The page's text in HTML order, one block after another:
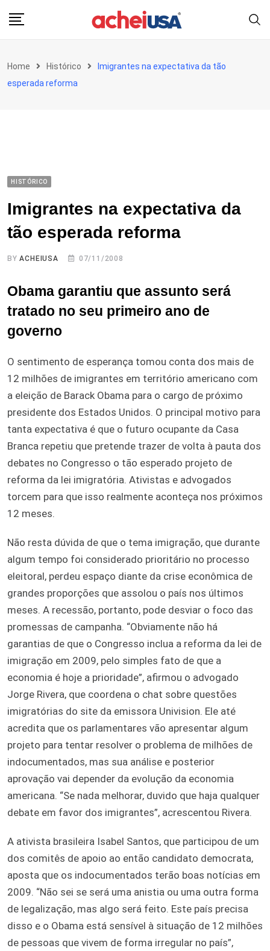
Home Histórico
Imigrantes na expectativa da tão
esperada reforma
HISTÓRICO
Imigrantes na expectativa da
tão esperada reforma
BYACHEIUSA 07/11/2008
Obama garantiu que assunto será
tratado no seu primeiro ano de
governo
O sentimento de esperança tomou conta dos mais de
12 milhões de imigrantes em território americano com
a eleição de Barack Obama para o cargo de próximo
presidente dos Estados Unidos. O principal motivo para
tanta expectativa é que o futuro ocupante da Casa
Branca repetiu que pretende trazer de volta à pauta dos
debates no Congresso o tão esperado projeto de
reforma da lei imigratória. Ativistas e advogados
torcem para que isso realmente aconteça nos próximos
12 meses.
Não resta dúvida de que o tema imigração, que durante
algum tempo foi considerado prioritário no processo
eleitoral, perdeu espaço diante da crise econômica de
grandes proporções que assolou o país nos últimos
meses. A recessão, portanto, pode desviar o foco das
promessas de campanha. “Obviamente não há
garantias de que o Congresso inclua a reforma da lei de
imigração em 2009, pelo simples fato de que a
economia é hoje a prioridade”, afirmou o advogado
Jorge Rivera, que coordena o chat sobre questões
imigratórias do site da emissora Univision. Ele até
acredita que os parlamentares vão apresentar algum
projeto para tentar resolver o problema de milhões de
indocumentados, mas sua análise e posterior
aprovação vai depender da evolução da economia
americana. “Se nada melhorar, duvido que haja qualquer
debate em favor dos imigrantes”, acrescentou Rivera.
A ativista brasileira Isabel Santos, que participou de um
dos comitês de apoio ao então candidato democrata,
aposta que os indocumentados terão boas notícias em
2009. “Não sei se será uma anistia ou uma outra forma
de legalização, mas algo será feito. Este país precisa
disso e o Obama está sensível à situação de 12 milhões
de pessoas que vivem de forma irregular no país”,